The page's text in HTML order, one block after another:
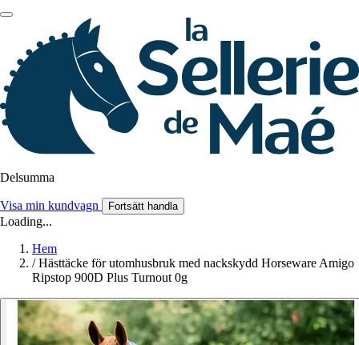
Delsumma
Visa min kundvagn Fortsätt handla
Loading...
Hem
/ Hästtäcke för utomhusbruk med nackskydd Horseware Amigo
Ripstop 900D Plus Turnout 0g